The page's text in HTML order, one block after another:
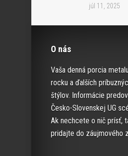
júl 11, 2025
O nás
Vaša denná porcia
rocku a ďalších
štýlov. Informácie
Česko-Slovenskej UG
Ak nechcete o nič prísť,
pridajte do záujmového